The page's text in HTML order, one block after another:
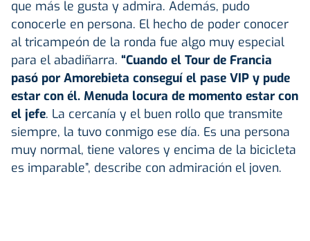
que más le gusta y admira. Además, pudo
conocerle en persona. El hecho de poder conocer
al tricampeón de la ronda fue algo muy especial
para el abadiñarra. “Cuando el Tour de Francia
pasó por Amorebieta conseguí el pase VIP y pude
estar con él. Menuda locura de momento estar con
el jefe. La cercanía y el buen rollo que transmite
siempre, la tuvo conmigo ese día. Es una persona
muy normal, tiene valores y encima de la bicicleta
es imparable”, describe con admiración el joven.